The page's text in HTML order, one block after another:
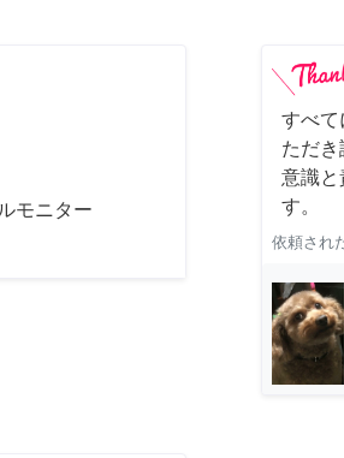
モニター
すべて
ただ
意識と
す。
依頼され